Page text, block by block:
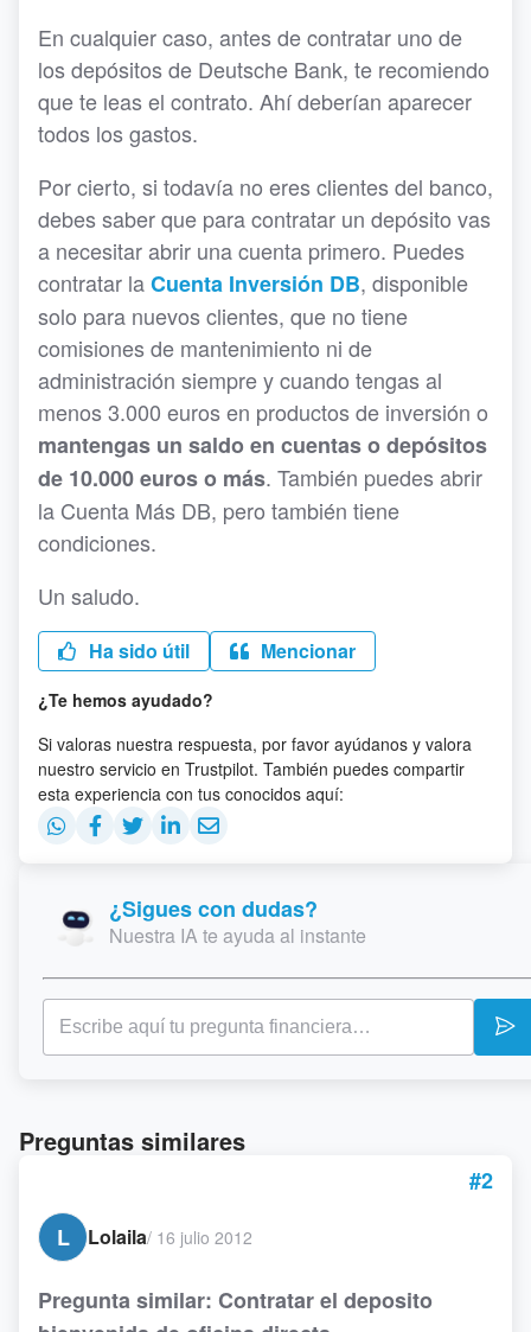
En cualquier caso, antes de contratar uno de
los depósitos de Deutsche Bank, te recomiendo
que te leas el contrato. Ahí deberían aparecer
todos los gastos.
Por cierto, si todavía no eres clientes del banco,
debes saber que para contratar un depósito vas
a necesitar abrir una cuenta primero. Puedes
contratar laCuenta Inversión DB, disponible
solo para nuevos clientes, que no tiene
comisiones de mantenimiento ni de
administración siempre y cuando tengas al
menos 3.000 euros en productos de inversión o
mantengas un saldo en cuentas o depósitos
de 10.000 euros o más. También puedes abrir
la Cuenta Más DB, pero también tiene
condiciones.
Un saludo.
Ha sido útil Mencionar
¿Te hemos ayudado?
Si valoras nuestra respuesta, por favor ayúdanos y valora
nuestro servicio en Trustpilot. También puedes compartir
esta experiencia con tus conocidos aquí:
¿Sigues con dudas?
Nuestra IA te ayuda al instante
Preguntas similares
#2
L
Lolaila/ 16 julio 2012
Pregunta similar: Contratar el deposito